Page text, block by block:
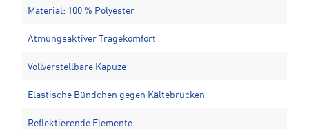
Material: 100 % Polyester
Atmungsaktiver Tragekomfort
Vollverstellbare Kapuze
Elastische Bündchen gegen Kältebrücken
Reflektierende Elemente